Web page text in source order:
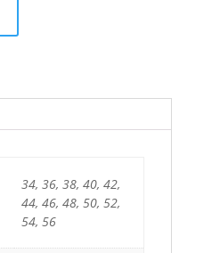
34, 36, 38, 40, 42,
44, 46, 48, 50, 52,
54, 56